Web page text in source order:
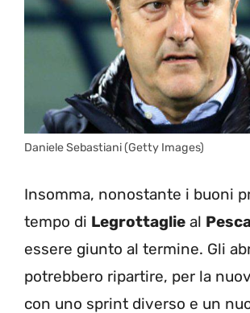
Daniele Sebastiani (Getty Images)
Insomma, nonostante i buoni
tempo di Legrottaglie al
essere giunto al termine. Gli
potrebbero ripartire, per la
con uno sprint diverso e un